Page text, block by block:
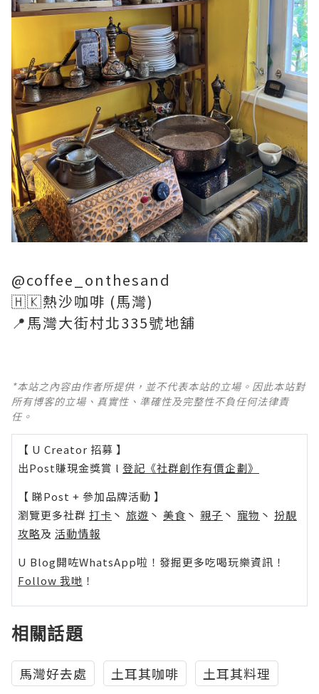
@coffee_onthesand
🇭🇰熱沙咖啡 (馬灣)
📍馬灣大街村北335號地舖
*本站之內容由作者所提供，並不代表本站的立場。因此本站對
所有博客的立場、真實性、準確性及完整性不負任何法律責
任。
【 U Creator 招募 】
出Post賺現金獎賞 l 登記《社群創作有價企劃》
【 睇Post + 參加品牌活動 】
瀏覽更多社群 打卡 丶 旅遊 丶 美食 丶 親子 丶 寵物 丶 扮靚
攻略及 活動情報
U Blog開咗WhatsApp啦！發掘更多吃喝玩樂資訊！
Follow 我哋 ！
相關話題
馬灣好去處 土耳其咖啡 土耳其料理